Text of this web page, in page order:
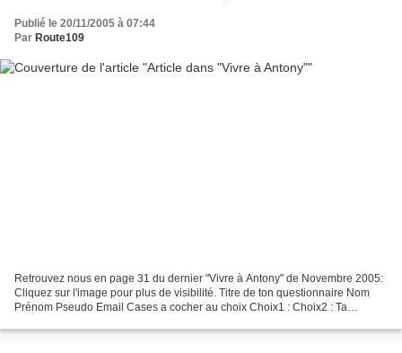
Publié le 20/11/2005 à 07:44
Par Route109
Retrouvez nous en page 31 du dernier "Vivre à Antony" de Novembre 2005:
Cliquez sur l'image pour plus de visibilité. Titre de ton questionnaire Nom
Prénom Pseudo Email Cases a cocher au choix Choix1 : Choix2 : Ta